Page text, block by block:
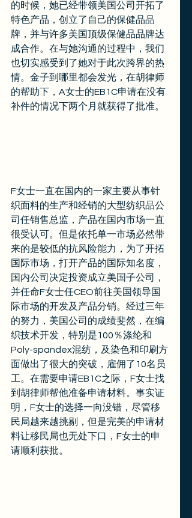
的时候，她已经带领美国公司开拓了
特色产品，创立了自己的保健品品
牌，并与许多美国顶级保健品品牌达
成合作。在与她沟通的过程中，我们
也切实感受到了她对于此次跨界的热
情。金子到哪里都会发光，在胡律师
的帮助下，A女士的EB1C申请在没有
补件的情况下两个月就获得了批准。
F女士一直在国内的一家主要从事针
织面料的生产和经销的大型纺织品公
司任销售总监，产品在国内市场一直
很受认可。但是依托单一市场必然带
来的是较低的抗风险能力，为了开拓
国际市场，打开产品的国际知名度，
国内公司决定投资成立美国子公司，
并任命F女士任CEO前往美国领导国
际市场的开发及产品分销。经过三年
的努力，美国公司的成绩斐然，在编
织技术开发，特别是100％涤纶和
Poly-spandex混纺，及染色和印刷方
面做出了很大的突破，雇佣了10名员
工。在需要申请EB1C之际，F女士找
到胡律师帮他准备申请材料。事实证
明，F女士的选择一向没错，尽管移
民局越来越挑剔，但是完美的申请材
料让移民局也无处下口，F女士的申
请顺利获批。